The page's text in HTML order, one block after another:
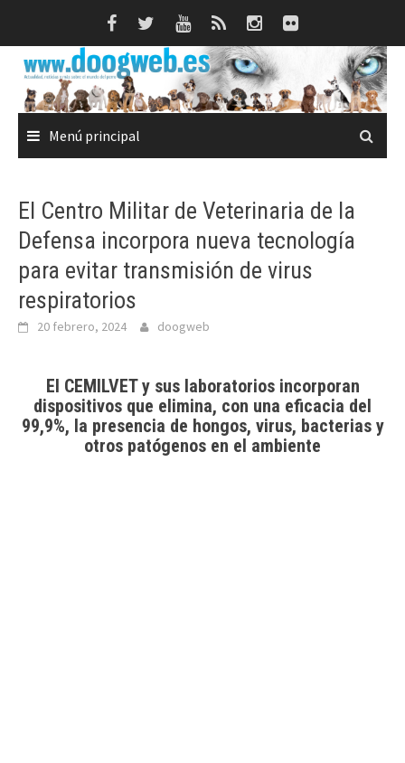
Menú principal
El Centro Militar de Veterinaria de la
Defensa incorpora nueva tecnología
para evitar transmisión de virus
respiratorios
20 febrero, 2024 doogweb
El CEMILVET y sus laboratorios incorporan
dispositivos que elimina, con una eficacia del
99,9%, la presencia de hongos, virus, bacterias y
otros patógenos en el ambiente